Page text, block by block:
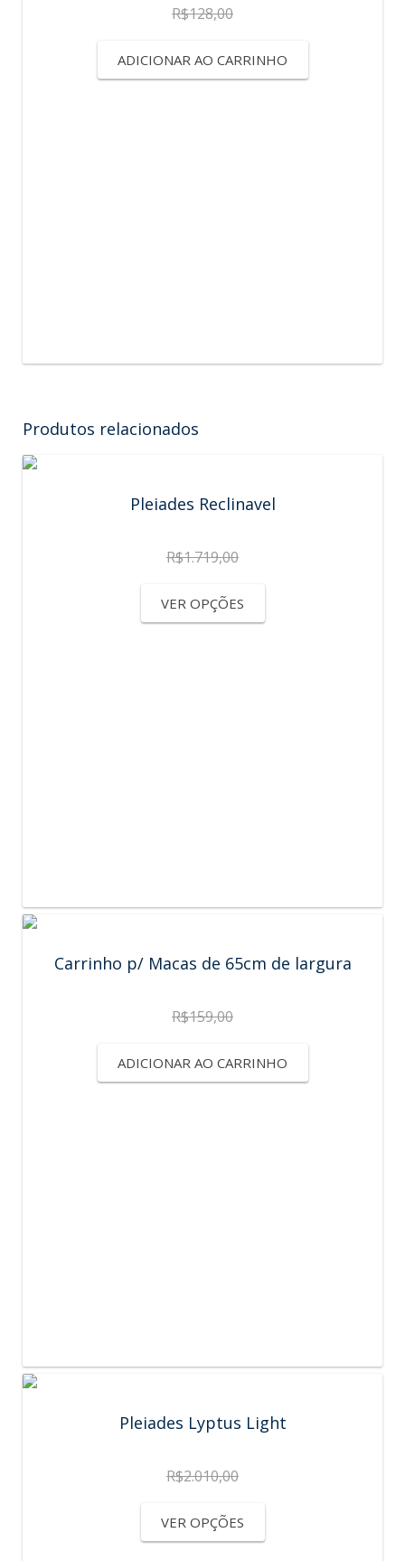
R$128,00
ADICIONAR AO CARRINHO
Produtos relacionados
Pleiades Reclinavel
R$1.719,00
VER OPÇÕES
Carrinho p/ Macas de 65cm de largura
R$159,00
ADICIONAR AO CARRINHO
Pleiades Lyptus Light
R$2.010,00
VER OPÇÕES